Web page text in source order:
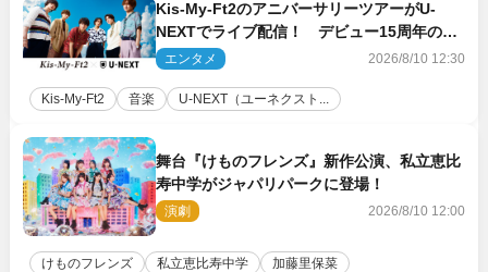
Kis‐My‐Ft2のアニバーサリーツアーがU‐
NEXTでライブ配信！ デビュー15周年の記
念日に開催される特別な公演
エンタメ 2026/8/10 12:30
Kis‐My‐Ft2 音楽 U‐NEXT（ユーネクスト...
舞台『けものフレンズ』新作公演、私立恵比
寿中学がジャパリパークに登場！
演劇 2026/8/10 12:00
けものフレンズ 私立恵比寿中学 加藤里保菜